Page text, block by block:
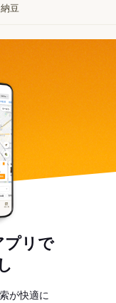
豆
プリで
が快適に